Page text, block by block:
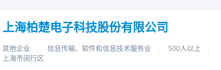
上海柏楚电子科技股份有限公司
其他企业 信息传输、软件和信息技术服务业
500人以上
上海市闵行区